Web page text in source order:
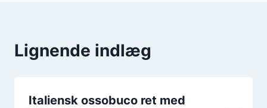
Lignende indlæg
Italiensk ossobuco ret med